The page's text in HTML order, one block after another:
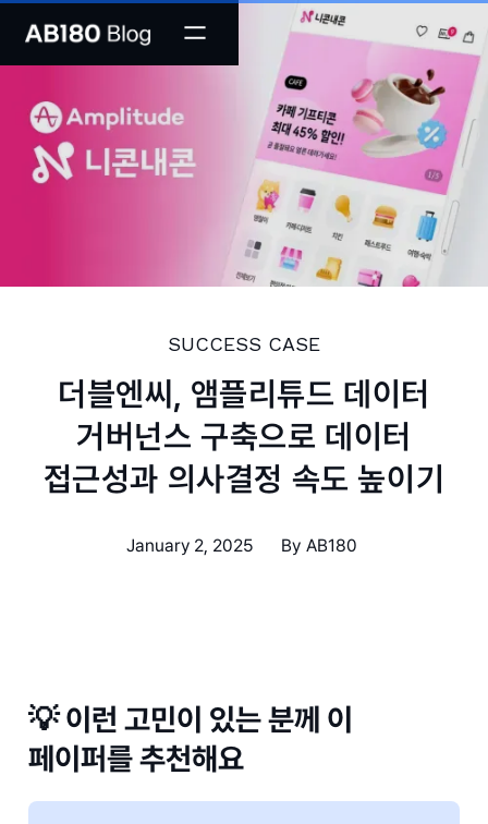
SUCCESS CASE
더블엔씨, 앰플리튜드 데이터
거버넌스 구축으로 데이터
접근성과 의사결정 속도 높이기
January 2, 2025 By AB180
💡이런 고민이 있는 분께 이
페이퍼를 추천해요